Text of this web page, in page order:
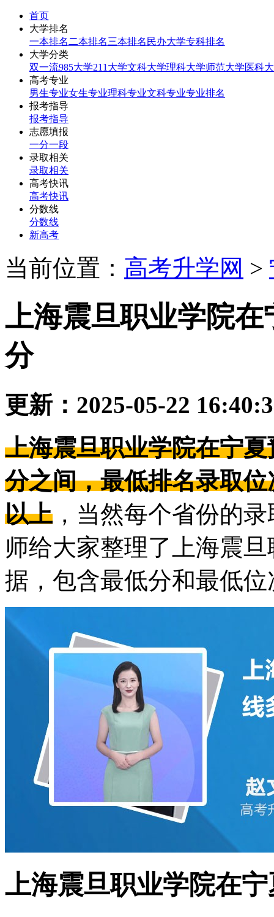
首页
大学排名
一本排名 二本排名三本排名 民办大学专科排名
大学分类
双一流985大学211大学文科大学理科大学师范大学医科
高考专业
男生专业女生专业理科专业文科专业专业排名
报考指导
报考指导
志愿填报
一分一段
录取相关
录取相关
高考快讯
高考快讯
分数线
分数线
新高考
当前位置： 高考升学网 >
上海震旦职业学院
分
更新：2025-05-22
上海震旦职业学院在宁
分之间，最低排名录取位
以上 ，当然每个省份的
师给大家整理了上海震
据，包含最低分和最低
上海震旦职业学院在